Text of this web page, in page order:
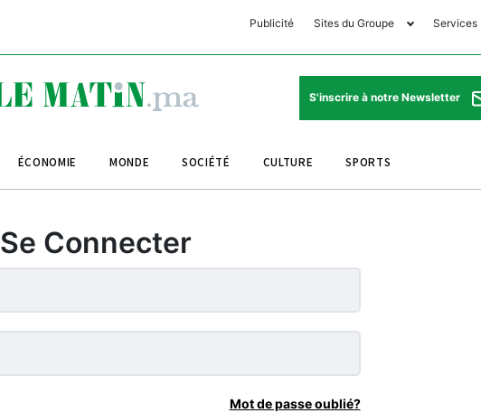
Publicité Sites du Groupe
Club Avantages
Le Matin Sports
Le Matin Store
Services
Horaires de prières
Pharmacies de garde
Programme TV
S'inscrire à notre Newsletter
ÉCONOMIE MONDE SOCIÉTÉ CULTURE SPORTS
Se Connecter
Mot de passe oublié?